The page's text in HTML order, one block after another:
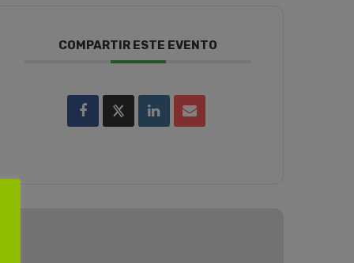
COMPARTIR ESTE EVENTO